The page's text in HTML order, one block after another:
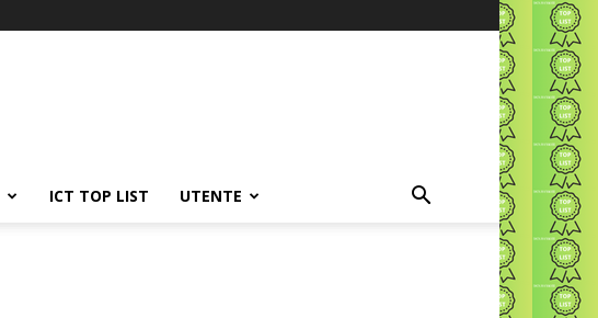
ICT TOP LIST UTENTE